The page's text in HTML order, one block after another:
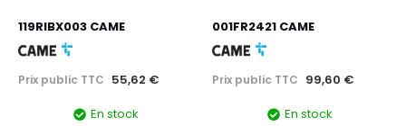
119RIBX003 CAME
Prix public TTC 55,62 €
En stock
001FR2421 CAME
Prix public TTC 99,60 €
En stock